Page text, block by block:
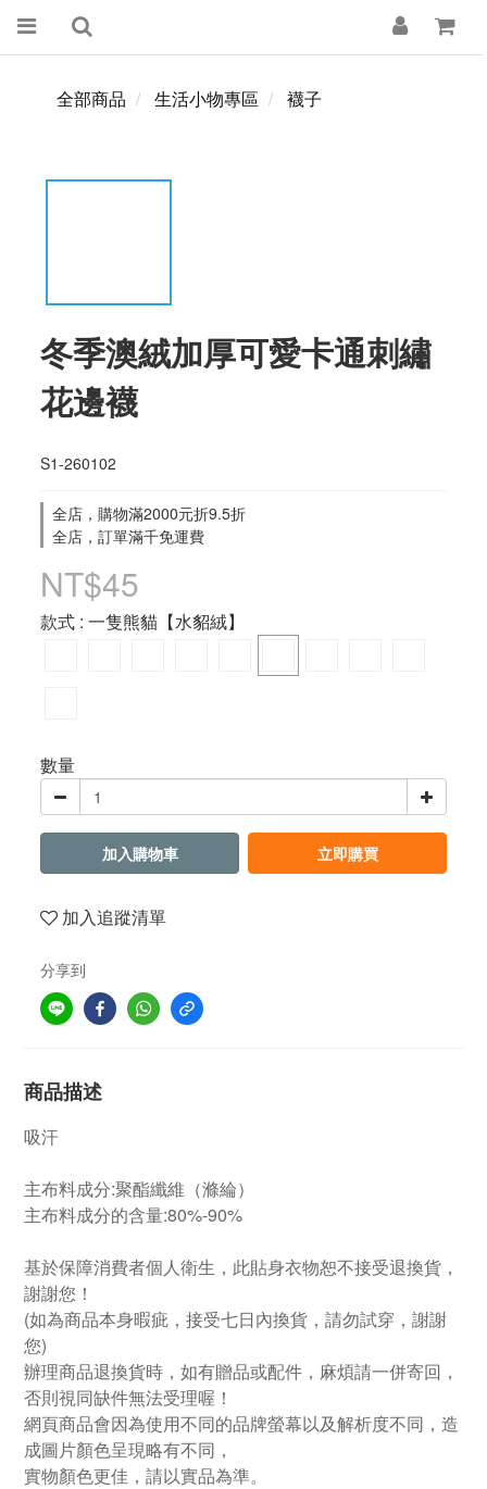
全部商品 生活小物專區 襪子
冬季澳絨加厚可愛卡通刺繡
花邊襪
S1-260102
全店，購物滿2000元折9.5折
全店，訂單滿千免運費
NT$45
款式 : 一隻熊貓【水貂絨】
數量
加入購物車 立即購買
加入追蹤清單
分享到
商品描述
吸汗
主布料成分:聚酯纖維（滌綸）
主布料成分的含量:80%-90%
基於保障消費者個人衛生，此貼身衣物恕不接受退換貨，
謝謝您！
(如為商品本身暇疵，接受七日內換貨，請勿試穿，謝謝
您)
辦理商品退換貨時，如有贈品或配件，麻煩請一併寄回，
否則視同缺件無法受理喔！
網頁商品會因為使用不同的品牌螢幕以及解析度不同，造
成圖片顏色呈現略有不同，
實物顏色更佳，請以實品為準。